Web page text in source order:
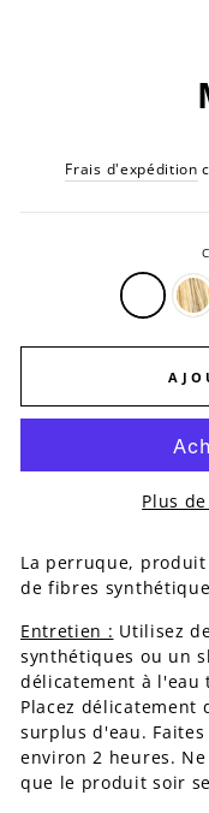
Frais d'expédition
Plus
La perruque,
de fibres
Entretien : Utilisez
synthétiques ou un
délicatement à l'eau
Placez délicatement
surplus d'eau.
environ 2 heures.
que le produit soir